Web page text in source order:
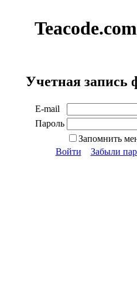
Учетная запись
E-mail
Пароль
Запомнить
Войти
Забыли